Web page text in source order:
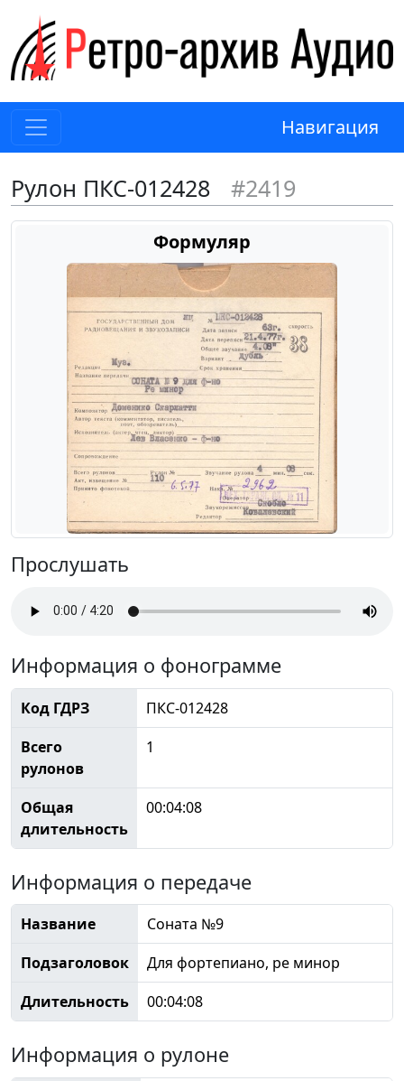
Навигация
Рулон ПКС-012428 #2419
Формуляр
Прослушать
Информация о фонограмме
Код ГДРЗ
ПКС-012428
Всего
рулонов
1
Общая
длительность
00:04:08
Информация о передаче
Название
Соната №9
Подзаголовок
Для фортепиано, ре минор
Длительность
00:04:08
Информация о рулоне